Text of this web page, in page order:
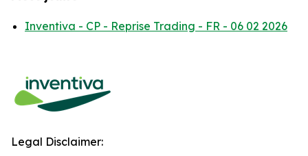
Inventiva - CP - Reprise Trading - FR - 06 02 2026
Legal Disclaimer: